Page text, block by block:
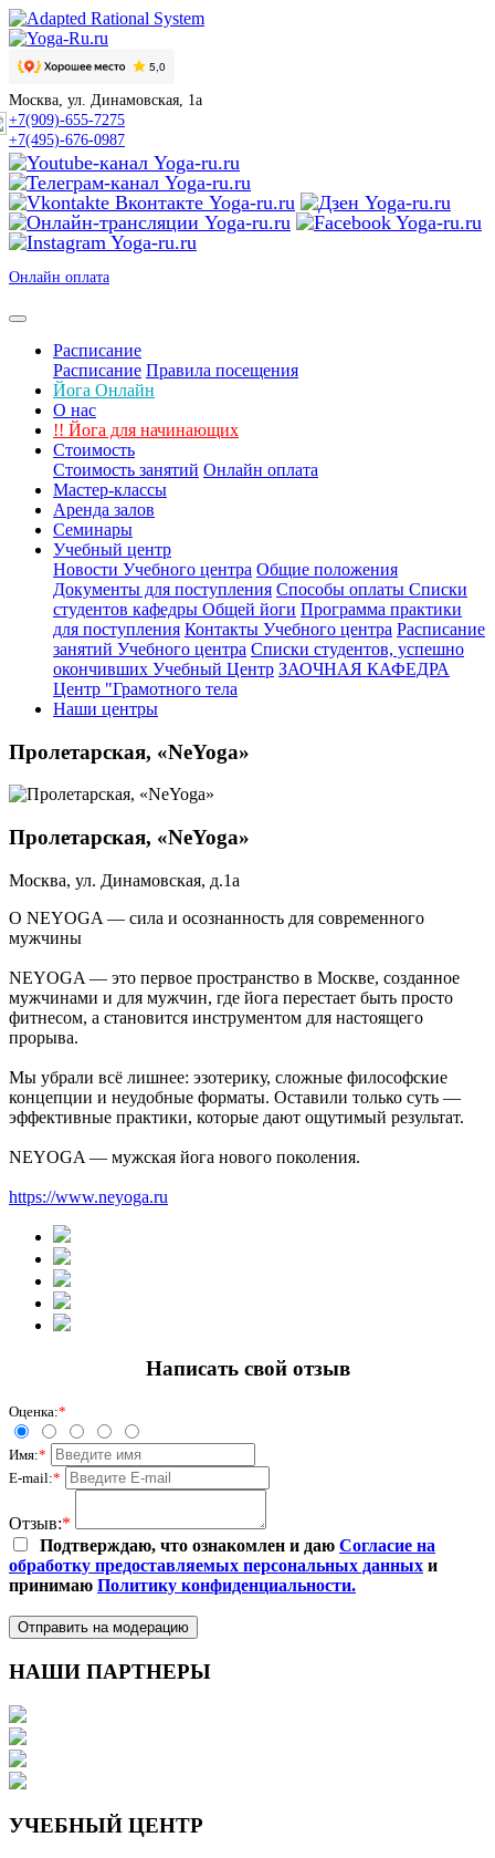
Москва, ул. Динамовская, 1а
+7(909)-655-7275
+7(495)-676-0987
Онлайн оплата
Расписание
Расписание Правила посещения
Йога Онлайн
О нас
!! Йога для начинающих
Стоимость
Стоимость занятий Онлайн оплата
Мастер-классы
Аренда залов
Семинары
Учебный центр
Новости Учебного центра Общие положения
Документы для поступления Способы оплаты Списки
студентов кафедры Общей йоги Программа практики
для поступления Контакты Учебного центра Расписание
занятий Учебного центра Списки студентов, успешно
окончивших Учебный Центр ЗАОЧНАЯ КАФЕДРА
Центр "Грамотного тела
Наши центры
Пролетарская, «NeYoga»
Пролетарская, «NeYoga»
Москва, ул. Динамовская, д.1а
О NEYOGA — сила и осознанность для современного
мужчины
NEYOGA — это первое пространство в Москве, созданное
мужчинами и для мужчин, где йога перестает быть просто
фитнесом, а становится инструментом для настоящего
прорыва.
Мы убрали всё лишнее: эзотерику, сложные философские
концепции и неудобные форматы. Оставили только суть —
эффективные практики, которые дают ощутимый результат.
NEYOGA — мужская йога нового поколения.
https://www.neyoga.ru
Написать свой отзыв
Оценка:*
Имя:*
E-mail:*
Отзыв:*
Подтверждаю, что ознакомлен и даю Согласие на
обработку предоставляемых персональных данных и
принимаю Политику конфиденциальности.
Отправить на модерацию
НАШИ ПАРТНЕРЫ
УЧЕБНЫЙ ЦЕНТР